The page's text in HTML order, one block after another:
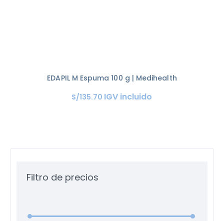
EDAPIL M Espuma 100 g | Medihealth
S/135.70 IGV incluido
Filtro de precios